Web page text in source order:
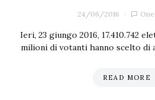
24/06/2016
Ieri, 23 giungo 2016, 17.410.742
milioni di votanti hanno scelto di
READ MORE